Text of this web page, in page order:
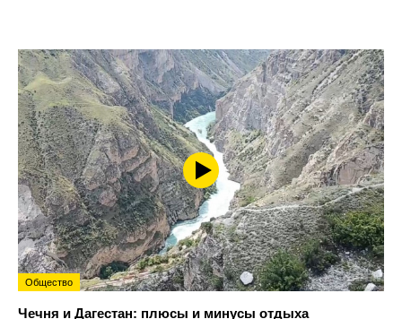
Общество
Чечня и Дагестан: плюсы и минусы отдыха